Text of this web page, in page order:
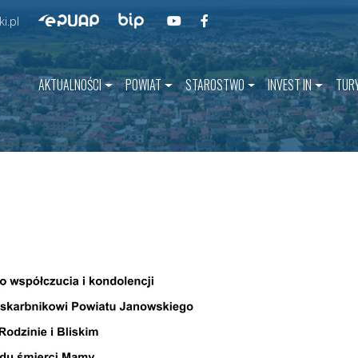
Przejdź do ePUAPPrzejdź do BIPPrzejdź do naszego kanału na
AKTUALNOŚCI POWIAT STAROSTWO INVEST IN